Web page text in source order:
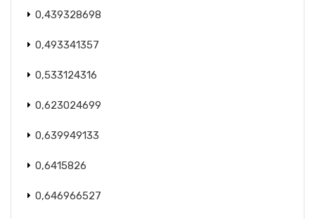
0,439328698
0,493341357
0,533124316
0,623024699
0,639949133
0,6415826
0,646966527